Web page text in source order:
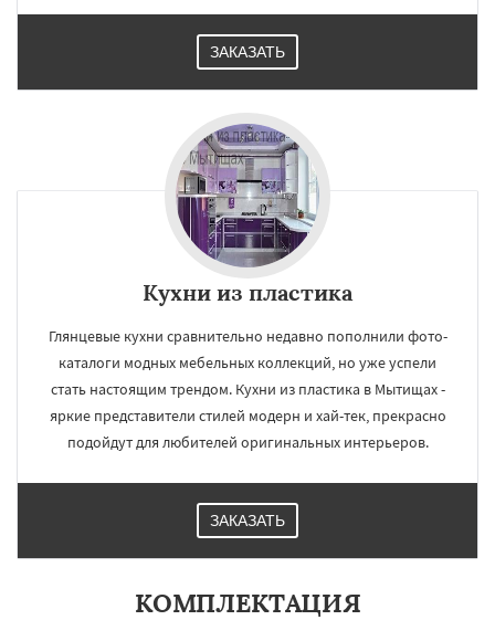
Пересвет Подольск
Пущино Раменское
Рузф Сергиев Посад
Серпухов Солнечногорск Купавна
Черноголовка Чехов Шатура
Электрогорск Электросталь
Яхрома Андреево
Богородское
Быково Вербилки
ЗАКАЗАТЬ
Кухни из пластика
Глянцевые кухни сравнительно недавно пополнили фото-
каталоги модных мебельных коллекций, но уже успели
стать настоящим трендом. Кухни из пластика в Мытищах -
яркие представители стилей модерн и хай-тек, прекрасно
подойдут для любителей оригинальных интерьеров.
ЗАКАЗАТЬ
КОМПЛЕКТАЦИЯ
Даю согласие на обработку персональных данных